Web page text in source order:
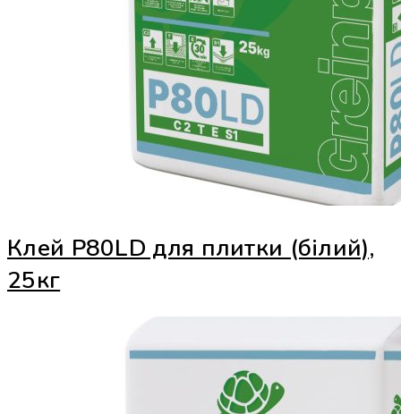
Клей Р80LD для плитки (білий),
25кг